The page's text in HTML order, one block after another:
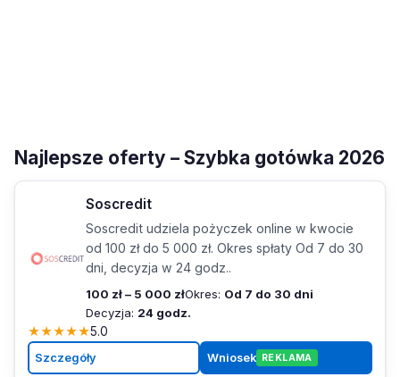
Najlepsze oferty – Szybka gotówka 2026
Soscredit
Soscredit udziela pożyczek online w kwocie
od 100 zł do 5 000 zł. Okres spłaty Od 7 do 30
dni, decyzja w 24 godz..
100 zł – 5 000 złOkres: Od 7 do 30 dni
Decyzja: 24 godz.
★★★★★5.0
Szczegóły Wniosek REKLAMA